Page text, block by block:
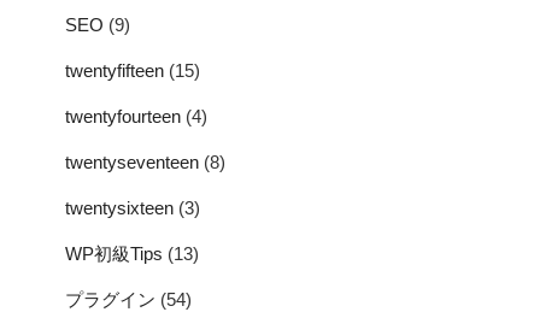
SEO (9)
twentyfifteen (15)
twentyfourteen (4)
twentyseventeen (8)
twentysixteen (3)
WP初級Tips (13)
プラグイン (54)